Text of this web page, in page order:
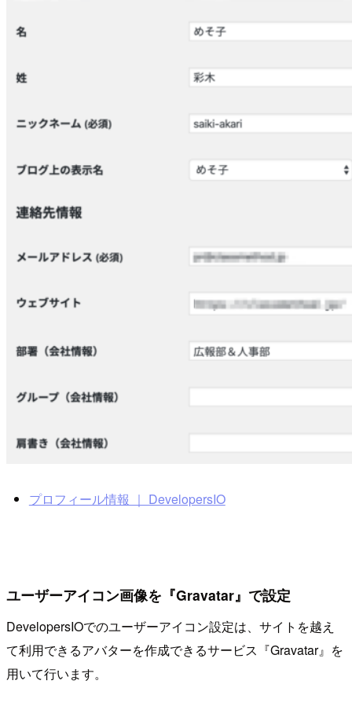
プロフィール情報 ｜ DevelopersIO
ユーザーアイコン画像を『Gravatar』で設定
DevelopersIOでのユーザーアイコン設定は、サイトを越え
て利用できるアバターを作成できるサービス『Gravatar』を
用いて行います。